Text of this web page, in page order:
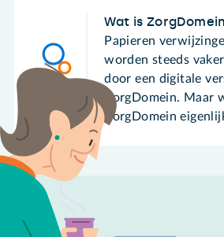
Wat is
Papieren
worden steeds
door een digitale
ZorgDomein. Maar
ZorgDomein